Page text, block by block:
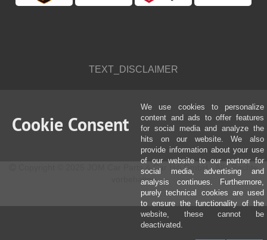
TEXT_DISCLAIMER
Copyright © 2025 JOM Car Parts & Car Hifi GmbH - Alle Rechte
vorbehalten
Cookie Consent
We use cookies to personalize
content and ads to offer features
for social media and analyze the
hits on our website. We also
provide information about your use
of our website to our partner for
social media, advertising and
analysis continues. Furthermore,
purely technical cookies are used
to ensure the functionality of the
website, these cannot be
deactivated.